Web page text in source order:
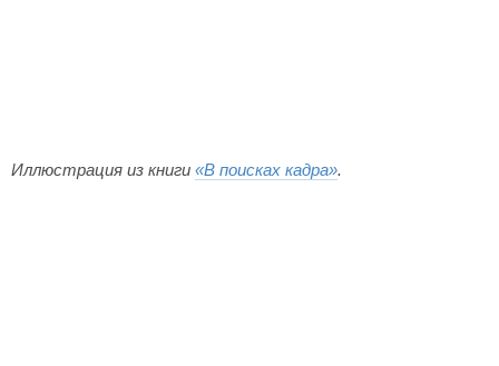
Иллюстрация из книги «В поисках кадра».